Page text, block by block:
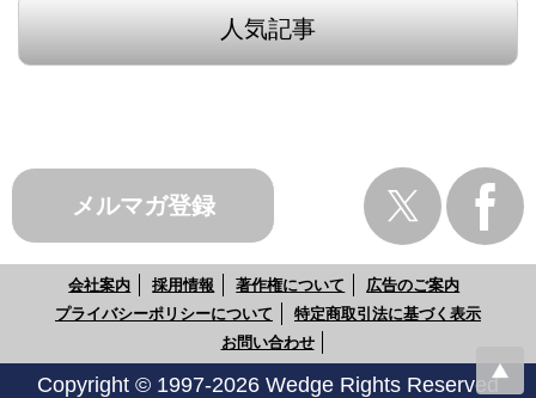
人気記事
メルマガ登録
会社案内 採用情報 著作権について
広告のご案内
プライバシーポリシーについて
特定商取引法に基づく表示
お問い合わせ
Copyright © 1997-2026 Wedge Rights Reserved